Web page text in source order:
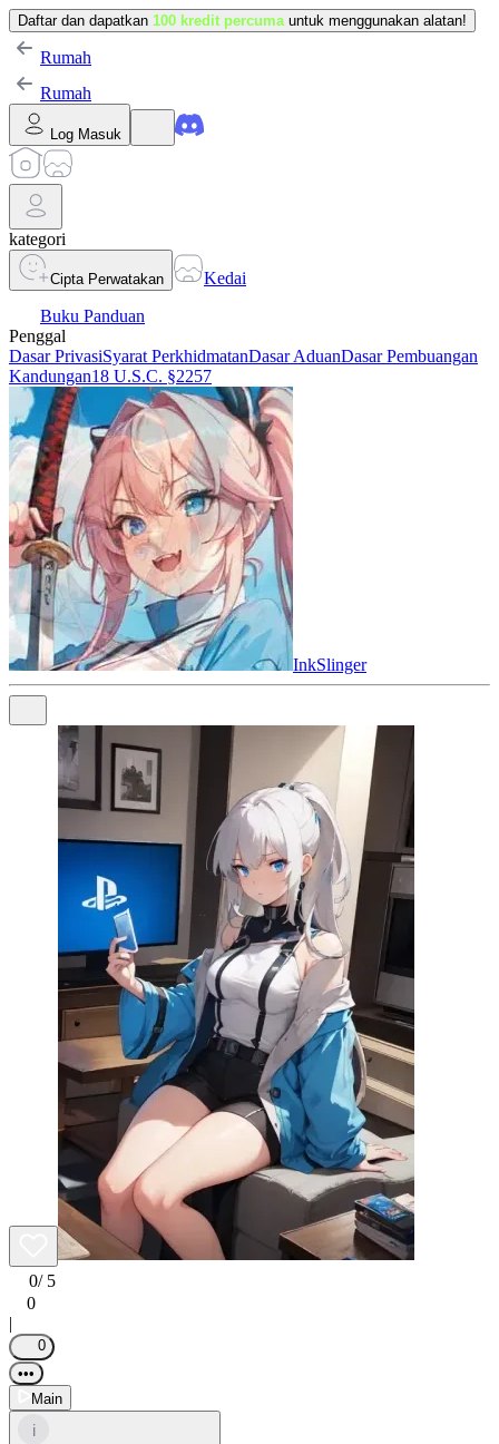
Daftar dan dapatkan 100 kredit percuma untuk menggunakan alatan!
Rumah
Rumah
Log Masuk
kategori
Cipta Perwatakan
Kedai
Buku Panduan
Penggal
Dasar PrivasiSyarat PerkhidmatanDasar AduanDasar Pembuangan
Kandungan18 U.S.C. §2257
InkSlinger
0/ 5
0
|
0
•••
Main
i